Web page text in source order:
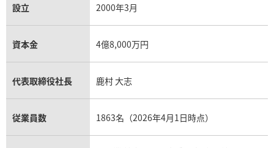
設立 2000年3月
資本金 4億8,000万円
代表取締役社長 鹿村 大志
従業員数 1863名（2026年4月1日時点）